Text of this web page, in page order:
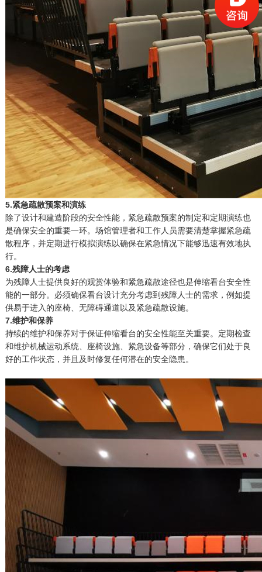
5.紧急疏散预案和演练
除了设计和建造阶段的安全性能，紧急疏散预案的制定和定期演练也
是确保安全的重要一环。场馆管理者和工作人员需要清楚掌握紧急疏
散程序，并定期进行模拟演练以确保在紧急情况下能够迅速有效地执
行。
6.残障人士的考虑
为残障人士提供良好的观赏体验和紧急疏散途径也是伸缩看台安全性
能的一部分。必须确保看台设计充分考虑到残障人士的需求，例如提
供易于进入的座椅、无障碍通道以及紧急疏散设施。
7.维护和保养
持续的维护和保养对于保证伸缩看台的安全性能至关重要。定期检查
和维护机械运动系统、座椅设施、紧急设备等部分，确保它们处于良
好的工作状态，并且及时修复任何潜在的安全隐患。